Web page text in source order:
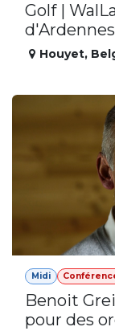
Golf |
d'Ardennes
Houyet,
Midi
Benoit
pour des